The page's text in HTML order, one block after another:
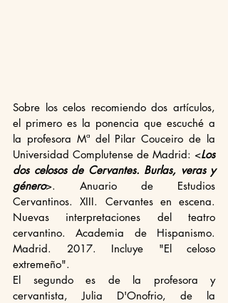
Sobre los celos recomiendo dos artículos,
el primero es la ponencia que escuché a
la profesora Mª del Pilar Couceiro de la
Universidad Complutense de Madrid: <Los
dos celosos de Cervantes. Burlas, veras y
género>. Anuario de Estudios
Cervantinos. XIII. Cervantes en escena.
Nuevas interpretaciones del teatro
cervantino. Academia de Hispanismo.
Madrid. 2017. Incluye "El celoso
extremeño".
El segundo es de la profesora y
cervantista, Julia D'Onofrio, de la